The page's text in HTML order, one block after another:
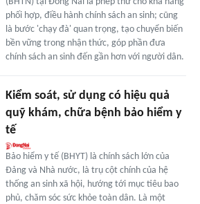
phối hợp, điều hành chính sách an sinh; cũng
là bước 'chạy đà' quan trọng, tạo chuyển biến
bền vững trong nhận thức, góp phần đưa
chính sách an sinh đến gần hơn với người dân.
Kiểm soát, sử dụng có hiệu quả
quỹ khám, chữa bệnh bảo hiểm y
tế
Bảo hiểm y tế (BHYT) là chính sách lớn của
Đảng và Nhà nước, là trụ cột chính của hệ
thống an sinh xã hội, hướng tới mục tiêu bao
phủ, chăm sóc sức khỏe toàn dân. Là một